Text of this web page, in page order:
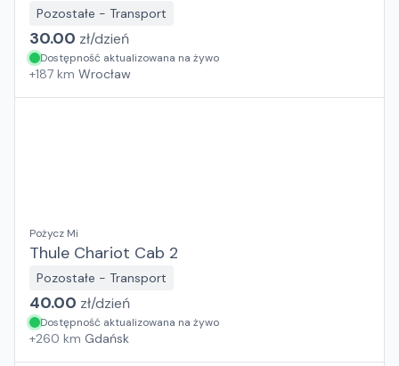
Pozostałe - Transport
30.00 zł/dzień
Dostępność aktualizowana na żywo
+187 km Wrocław
Pożycz Mi
Thule Chariot Cab 2
Pozostałe - Transport
40.00 zł/dzień
Dostępność aktualizowana na żywo
+260 km Gdańsk